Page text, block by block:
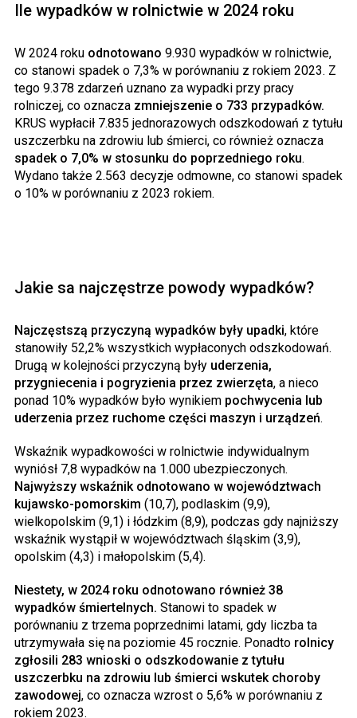
Ile wypadków w rolnictwie w 2024 roku
W 2024 roku odnotowano 9.930 wypadków w rolnictwie,
co stanowi spadek o 7,3% w porównaniu z rokiem 2023. Z
tego 9.378 zdarzeń uznano za wypadki przy pracy
rolniczej, co oznacza zmniejszenie o 733 przypadków.
KRUS wypłacił 7.835 jednorazowych odszkodowań z tytułu
uszczerbku na zdrowiu lub śmierci, co również oznacza
spadek o 7,0% w stosunku do poprzedniego roku.
Wydano także 2.563 decyzje odmowne, co stanowi spadek
o 10% w porównaniu z 2023 rokiem.
Jakie sa najczęstrze powody wypadków?
Najczęstszą przyczyną wypadków były upadki, które
stanowiły 52,2% wszystkich wypłaconych odszkodowań.
Drugą w kolejności przyczyną były uderzenia,
przygniecenia i pogryzienia przez zwierzęta, a nieco
ponad 10% wypadków było wynikiem pochwycenia lub
uderzenia przez ruchome części maszyn i urządzeń.
Wskaźnik wypadkowości w rolnictwie indywidualnym
wyniósł 7,8 wypadków na 1.000 ubezpieczonych.
Najwyższy wskaźnik odnotowano w województwach
kujawsko-pomorskim (10,7), podlaskim (9,9),
wielkopolskim (9,1) i łódzkim (8,9), podczas gdy najniższy
wskaźnik wystąpił w województwach śląskim (3,9),
opolskim (4,3) i małopolskim (5,4).
Niestety, w 2024 roku odnotowano również 38
wypadków śmiertelnych. Stanowi to spadek w
porównaniu z trzema poprzednimi latami, gdy liczba ta
utrzymywała się na poziomie 45 rocznie. Ponadto rolnicy
zgłosili 283 wnioski o odszkodowanie z tytułu
uszczerbku na zdrowiu lub śmierci wskutek choroby
zawodowej, co oznacza wzrost o 5,6% w porównaniu z
rokiem 2023.